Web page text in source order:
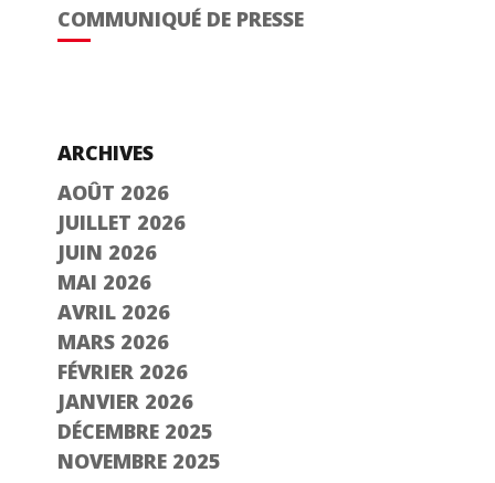
COMMUNIQUÉ DE PRESSE
ARCHIVES
AOÛT 2026
JUILLET 2026
JUIN 2026
MAI 2026
AVRIL 2026
MARS 2026
FÉVRIER 2026
JANVIER 2026
DÉCEMBRE 2025
NOVEMBRE 2025